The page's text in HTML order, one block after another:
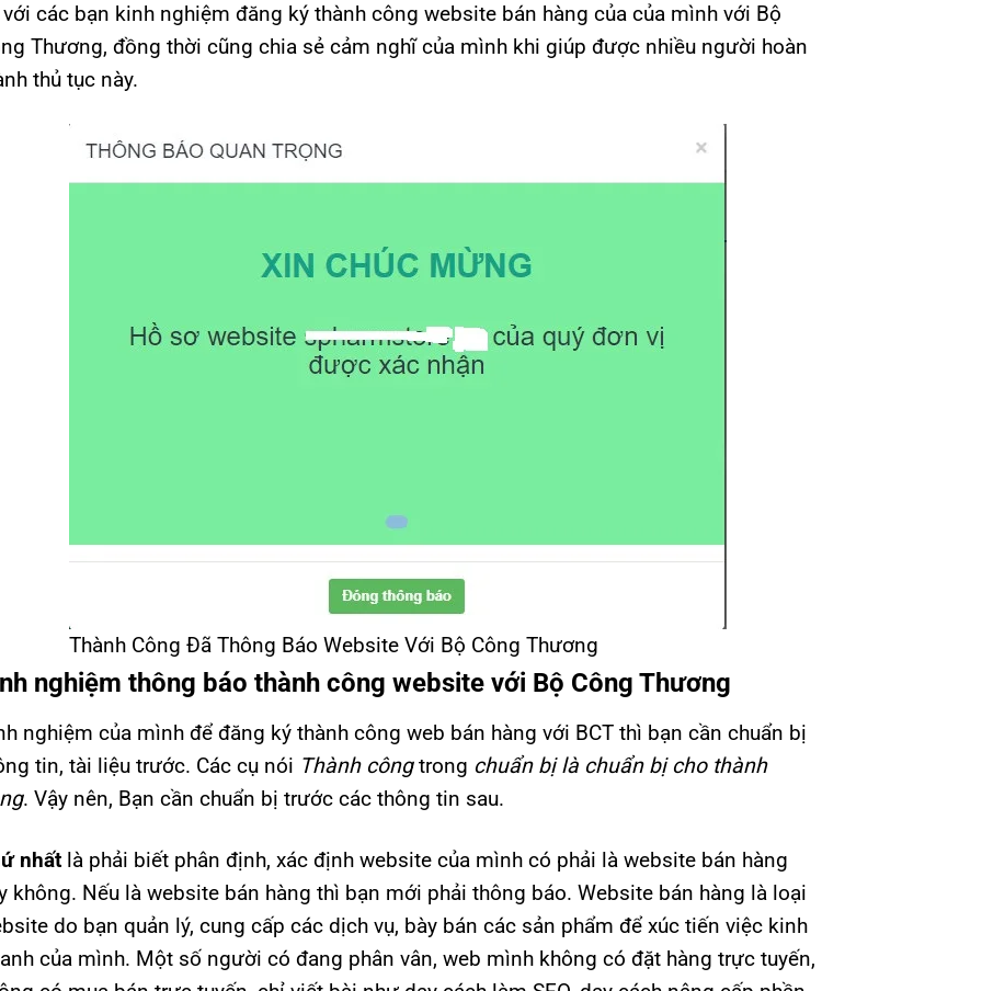
với các bạn kinh nghiệm đăng ký thành công website bán hàng của của mình với Bộ
Thương, đồng thời cũng chia sẻ cảm nghĩ của mình khi giúp được nhiều người hoàn
thủ tục này.
Thành Công Đã Thông Báo Website Với Bộ Công Thương
nghiệm thông báo thành công website với Bộ Công Thương
nghiệm của mình để đăng ký thành công web bán hàng với BCT thì bạn cần chuẩn bị
tin, tài liệu trước. Các cụ nói Thành côngtrong chuẩn bị là chuẩn bị cho thành
. Vậy nên, Bạn cần chuẩn bị trước các thông tin sau.
nhất là phải biết phân định, xác định website của mình có phải là website bán hàng
không. Nếu là website bán hàng thì bạn mới phải thông báo. Website bán hàng là loại
do bạn quản lý, cung cấp các dịch vụ, bày bán các sản phẩm để xúc tiến việc kinh
của mình. Một số người có đang phân vân, web mình không có đặt hàng trực tuyến,